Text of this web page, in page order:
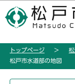
の
ー
こ
トップページ
松戸市水道部の地図